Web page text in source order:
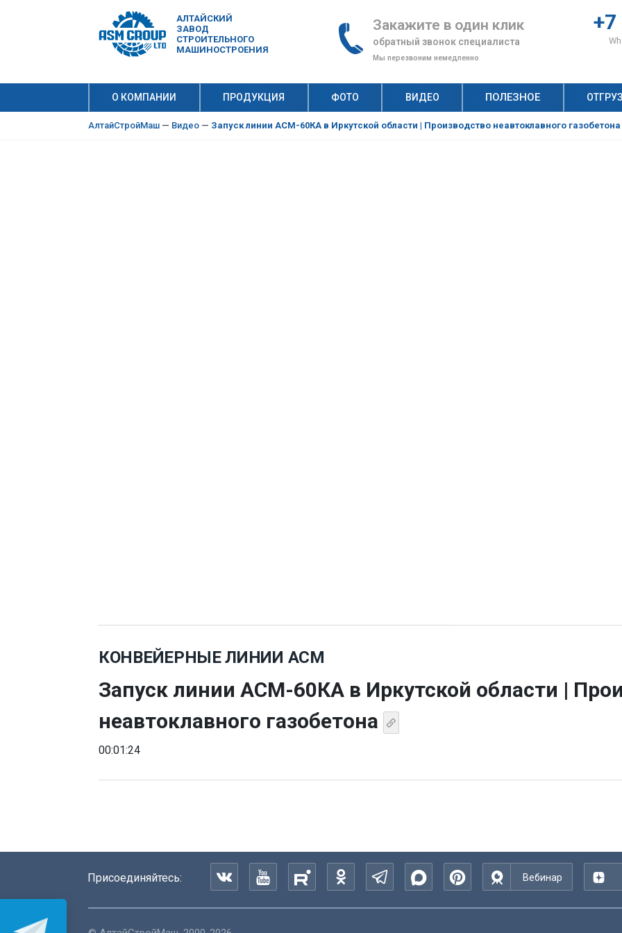
АЛТАЙСКИЙ
ЗАВОД
СТРОИТЕЛЬНОГО
МАШИНОСТРОЕНИЯ
Закажите в один клик
обратный звонок специалиста
Мы перезвоним немедленно
О КОМПАНИИ ПРОДУКЦИЯ ФОТО ВИДЕО ПОЛЕЗНОЕ
АлтайСтройМаш — Видео — Запуск линии АСМ-60КА в Иркутской области | Производство неавтоклавного газобетона
КОНВЕЙЕРНЫЕ ЛИНИИ АСМ
Запуск линии АСМ-60КА в Иркутской области |
неавтоклавного газобетона
00:01:24
Присоединяйтесь: Вебинар
Подпишитесь на наш
telegram-канал